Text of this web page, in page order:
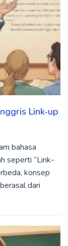
Link-up
bahasa
seperti “Link-
konsep
dari